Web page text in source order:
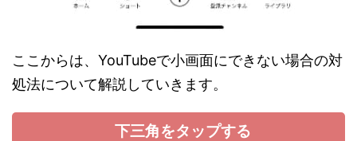
ここからは、YouTubeで小画面にできない場合の対
処法について解説していきます。
下三角をタップする